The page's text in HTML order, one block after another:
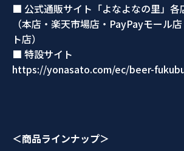
■ 公式通販サイト「よなよなの里」各
（本店・楽天市場店・PayPayモール
ト店）
■ 特設サイト
https://yonasato.com/ec/beer-
＜商品ラインナップ＞